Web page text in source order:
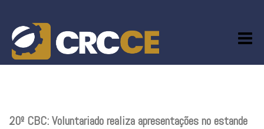
content
20º CBC: Voluntariado realiza apresentações no estande